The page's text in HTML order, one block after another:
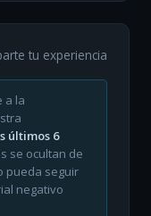
tu experiencia
a la
últimos 6
se ocultan de
pueda seguir
negativo